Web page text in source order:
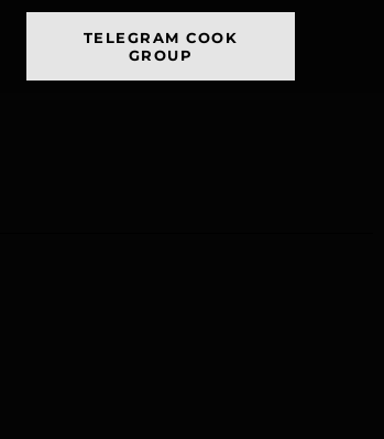
TELEGRAM COOK
GROUP